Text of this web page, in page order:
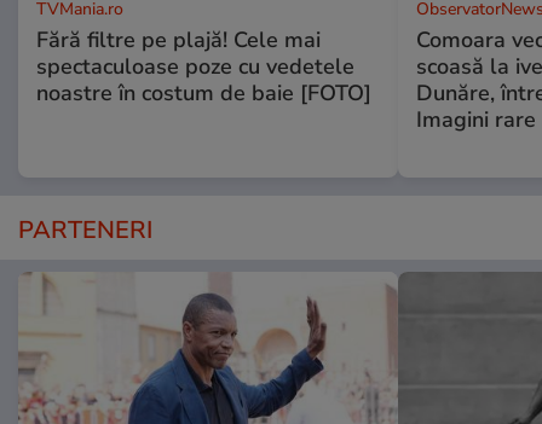
TVMania.ro
Fără filtre pe plajă! Cele mai
spectaculoase poze cu vedetele
noastre în costum de baie [FOTO]
Comoara
scoasă la
Dunăre,
Imagini rare
PARTENERI